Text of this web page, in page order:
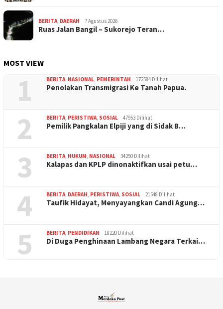
BERITA DAERAH 7 Agustus 2026
Ruas Jalan Bangil – Sukorejo Teran…
MOST VIEW
1 BERITA NASIONAL PEMERINTAH 172584 Dilihat
Penolakan Transmigrasi Ke Tanah Papua.
2 BERITA PERISTIWA SOSIAL 47953 Dilihat
Pemilik Pangkalan Elpiji yang di Sidak B…
3 BERITA HUKUM NASIONAL 34250 Dilihat
Kalapas dan KPLP dinonaktifkan usai petu…
4 BERITA DAERAH PERISTIWA SOSIAL 21548 Dilihat
Taufik Hidayat, Menyayangkan Candi Agung…
5 BERITA PENDIDIKAN 18220 Dilihat
Di Duga Penghinaan Lambang Negara Terkai…